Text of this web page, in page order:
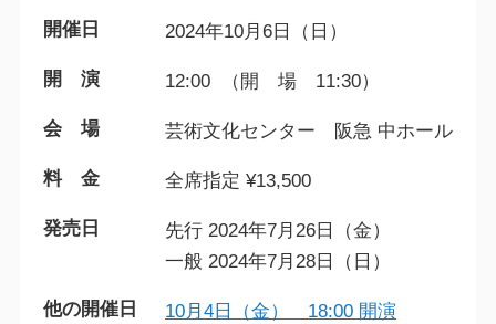
開催日 2024年10月6日（日）
開 演 12:00 （開 場 11:30）
会 場 芸術文化センター 阪急 中ホール
料 金 全席指定 ¥13,500
発売日
先行 2024年7月26日（金）
一般 2024年7月28日（日）
他の開催日
10月4日（金） 18:00 開演